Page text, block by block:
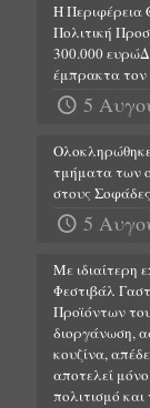
Η Περιφέρεια
Πολιτική
300.000
έμπρακτα
5
τμήματα των
στους
5
Με ιδιαίτερη
Φεστιβάλ
Προϊόντων
διοργάνωση,
κουζίνα,
αποτελεί
πολιτισμό